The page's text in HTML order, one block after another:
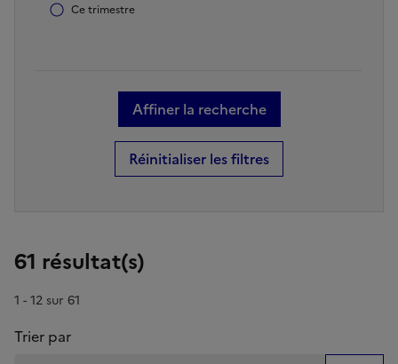
Ce trimestre
61 résultat(s)
1 - 12 sur 61
Trier par